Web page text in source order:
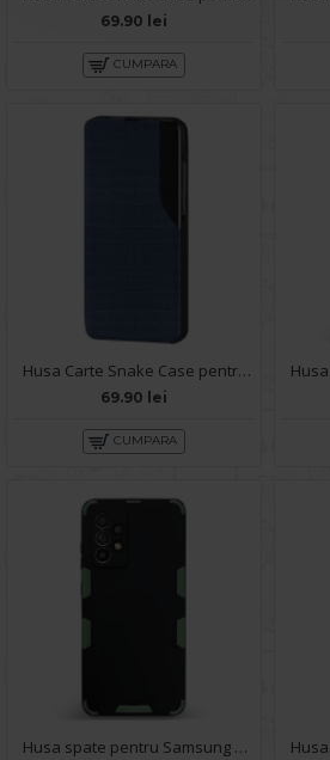
69.90 lei
CUMPARA
Husa Carte Snake Case pentru Samsung Galaxy A72 - Albastru
69.90 lei
CUMPARA
Husa spate pentru Samsung Galaxy A72 - Mantis Case Negru / Verde